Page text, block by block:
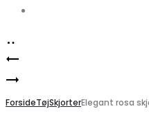
Product
navigation
VMMILLA
VERO
MODA
ForsideTøjSkjorterElegant rosa